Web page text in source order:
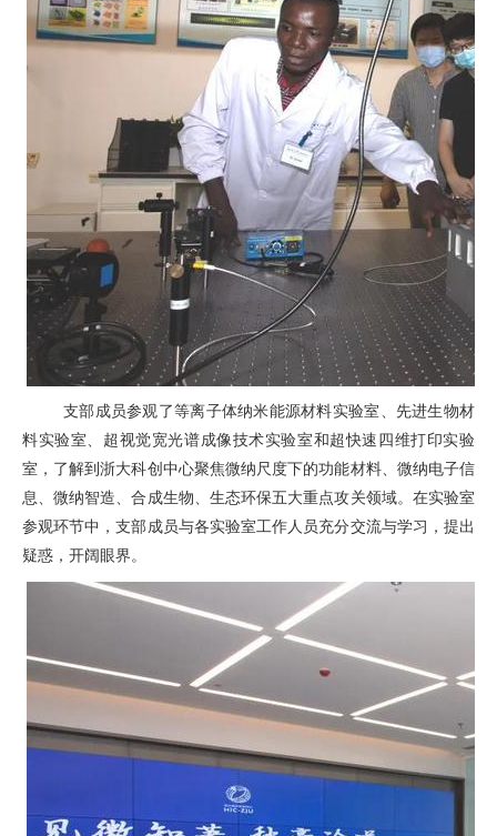
支部成员参观了等离子体纳米能源材料实验室、先进生物材
料实验室、超视觉宽光谱成像技术实验室和超快速四维打印实验
室，了解到浙大科创中心聚焦微纳尺度下的功能材料、微纳电子信
息、微纳智造、合成生物、生态环保五大重点攻关领域。在实验室
参观环节中，支部成员与各实验室工作人员充分交流与学习，提出
疑惑，开阔眼界。